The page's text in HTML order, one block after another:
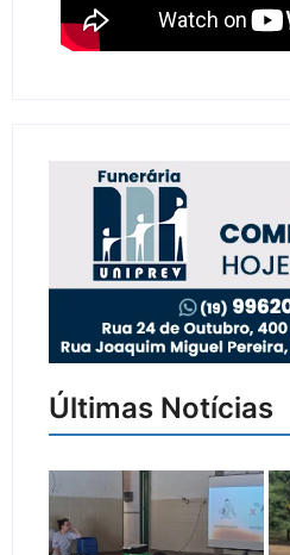
Últimas Notícias